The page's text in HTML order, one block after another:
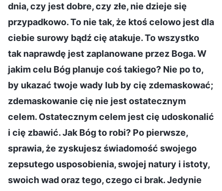
dnia, czy jest dobre, czy złe, nie dzieje się
przypadkowo. To nie tak, że ktoś celowo jest dla
ciebie surowy bądź cię atakuje. To wszystko
tak naprawdę jest zaplanowane przez Boga. W
jakim celu Bóg planuje coś takiego? Nie po to,
by ukazać twoje wady lub by cię zdemaskować;
zdemaskowanie cię nie jest ostatecznym
celem. Ostatecznym celem jest cię udoskonalić
i cię zbawić. Jak Bóg to robi? Po pierwsze,
sprawia, że zyskujesz świadomość swojego
zepsutego usposobienia, swojej natury i istoty,
swoich wad oraz tego, czego ci brak. Jedynie